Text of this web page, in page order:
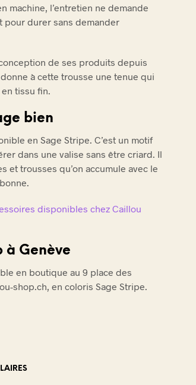
machine, l’entretien ne demande
pour durer sans demander
de ses produits depuis
à cette trousse une tenue qui
tissu fin.
bien
en Sage Stripe. C’est un motif
dans une valise sans être criard. Il
trousses qu’on accumule avec le
disponibles chez Caillou
à Genève
en boutique au 9 place des
shop.ch, en coloris Sage Stripe.